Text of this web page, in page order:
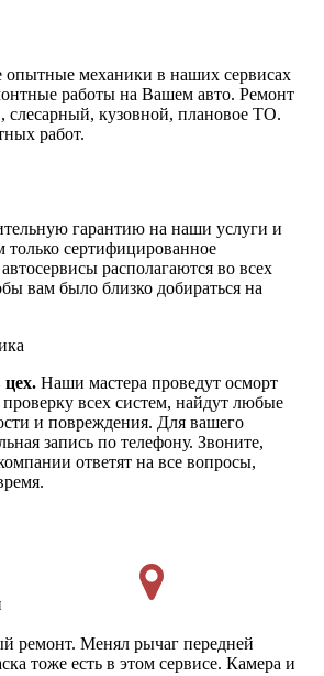
механики в наших сервисах
работы на Вашем авто. Ремонт
слесарный, кузовной, плановое ТО.
работ.
гарантию на наши услуги и
только сертифицированное
располагаются во всех
вам было близко добираться на
цех. Наши мастера проведут осморт
всех систем, найдут любые
и повреждения. Для вашего
запись по телефону. Звоните,
ответят на все вопросы,
ремонт. Менял рычаг передней
тоже есть в этом сервисе. Камера и